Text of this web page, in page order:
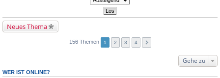
Neues Thema
156 Themen 1 2 3 4
Gehe zu
WER IST ONLINE?